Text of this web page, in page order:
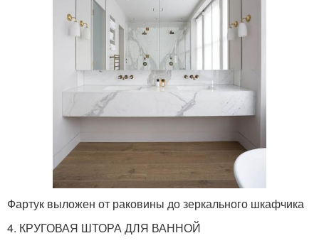
Фартук выложен от раковины до зеркального шкафчика
4. КРУГОВАЯ ШТОРА ДЛЯ ВАННОЙ